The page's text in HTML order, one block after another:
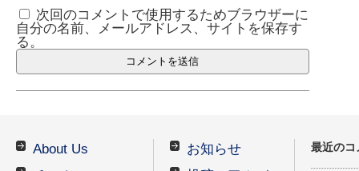
次回のコメントで使用するためブラウザーに
自分の名前、メールアドレス、サイトを保存す
る。
About Us
お知らせ
最近のコ